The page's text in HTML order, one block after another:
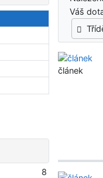
Váš
článek
8